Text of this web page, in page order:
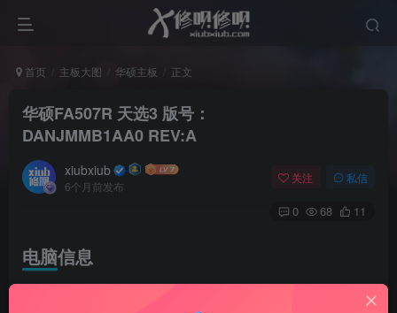
首页 主板大图 华硕主板 正文
华硕FA507R 天选3 版号：
DANJMMB1AA0 REV:A
xiubxiub
6个月前发布
关注 私信
0 68 11
电脑信息